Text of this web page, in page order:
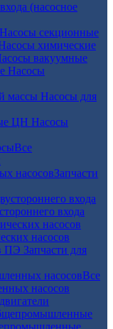
(насосное
Насосы секционные
химические
вакуумные
Насосы
Насосы для
Насосы
Все
Запчасти
входа
насосов
Запчасти для
Все
насосов